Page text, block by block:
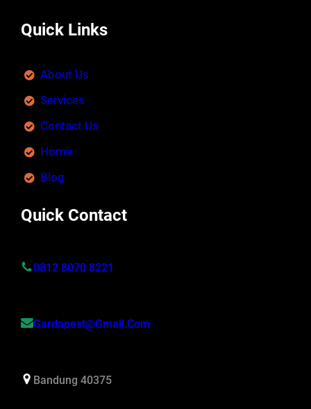
Quick Links
About Us
Services
Contact Us
Home
Blog
Quick Contact
0812 8070 8221
Gardapest@gmail.com
Bandung 40375